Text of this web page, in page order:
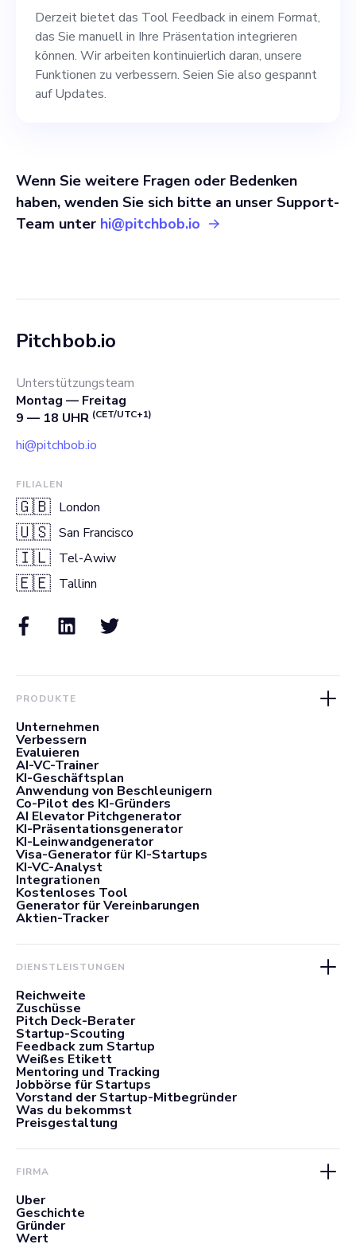
Derzeit bietet das Tool Feedback in einem Format,
das Sie manuell in Ihre Präsentation integrieren
können. Wir arbeiten kontinuierlich daran, unsere
Funktionen zu verbessern. Seien Sie also gespannt
auf Updates.
Wenn Sie weitere Fragen oder Bedenken
haben, wenden Sie sich bitte an unser Support-
Team unter hi@pitchbob.io
Pitchbob.io
Unterstützungsteam
Montag — Freitag
9 — 18 UHR (CET/UTC+1)
hi@pitchbob.io
FILIALEN
🇬🇧 London
🇺🇸 San Francisco
🇮🇱 Tel-Awiw
🇪🇪 Tallinn
PRODUKTE
Unternehmen
Verbessern
Evaluieren
AI-VC-Trainer
KI-Geschäftsplan
Anwendung von Beschleunigern
Co-Pilot des KI-Gründers
AI Elevator Pitchgenerator
KI-Präsentationsgenerator
KI-Leinwandgenerator
Visa-Generator für KI-Startups
KI-VC-Analyst
Integrationen
Kostenloses Tool
Generator für Vereinbarungen
Aktien-Tracker
DIENSTLEISTUNGEN
Reichweite
Zuschüsse
Pitch Deck-Berater
Startup-Scouting
Feedback zum Startup
Weißes Etikett
Mentoring und Tracking
Jobbörse für Startups
Vorstand der Startup-Mitbegründer
Was du bekommst
Preisgestaltung
FIRMA
Über
Geschichte
Gründer
Wert